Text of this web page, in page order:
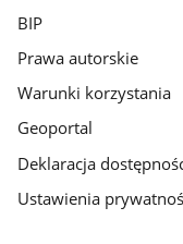
BIP
Prawa autorskie
Warunki korzystania
Geoportal
Deklaracja
Ustawienia